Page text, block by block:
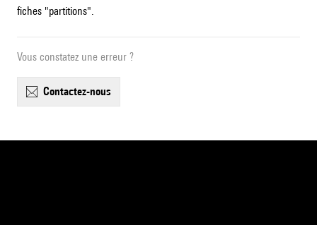
fiches "partitions".
Vous constatez une erreur ?
contactez-nous